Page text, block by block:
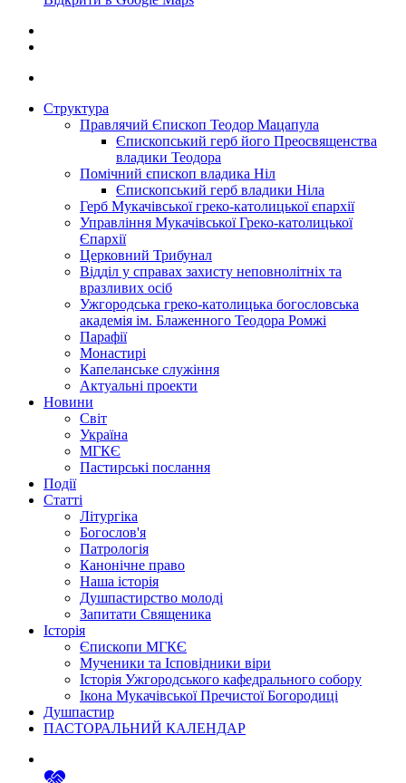
Структура
Правлячий Єпископ Теодор Мацапула
Єпископський герб його Преосвященства
владики Теодора
Помічний єпископ владика Ніл
Єпископський герб владики Ніла
Герб Мукачівської греко-католицької єпархії
Управління Мукачівської Греко-католицької
Єпархії
Церковний Трибунал
Відділ у справах захисту неповнолітніх та
вразливих осіб
Ужгородська греко-католицька богословська
академія ім. Блаженного Теодора Ромжі
Парафії
Монастирі
Капеланське служіння
Актуальні проекти
Новини
Світ
Україна
МГКЄ
Пастирські послання
Події
Статті
Літургіка
Богослов'я
Патрологія
Канонічне право
Наша історія
Душпастирство молоді
Запитати Священика
Історія
Єпископи МГКЄ
Мученики та Ісповідники віри
Історія Ужгородського кафедрального собору
Ікона Мукачівської Пречистої Богородиці
Душпастир
ПАСТОРАЛЬНИЙ КАЛЕНДАР